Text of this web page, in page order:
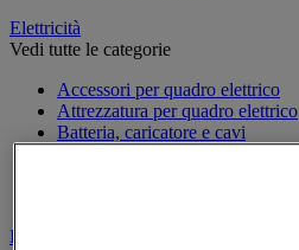
Elettricità
Vedi tutte le categorie
Accessori per quadro elettrico
Attrezzatura per quadro elettrico
Batteria, caricatore e cavi
Illuminazione